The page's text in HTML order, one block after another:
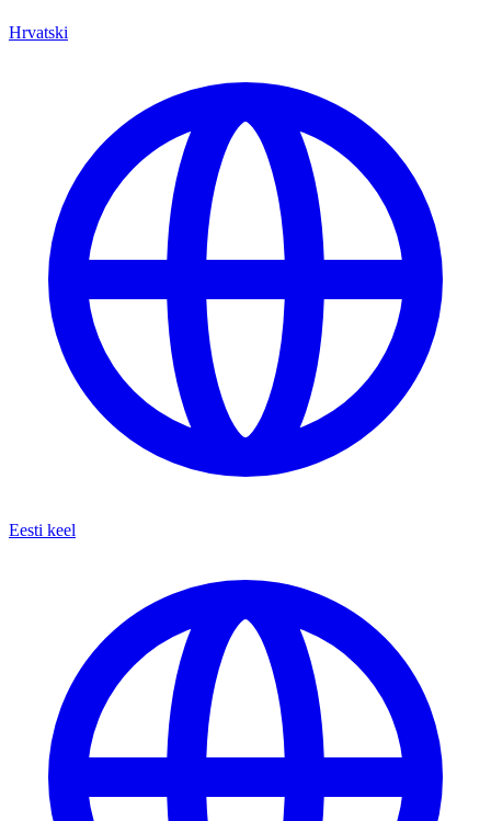
Hrvatski
Eesti keel